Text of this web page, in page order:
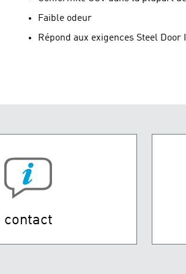
Faible odeur
Répond aux exigences Steel Door
contact